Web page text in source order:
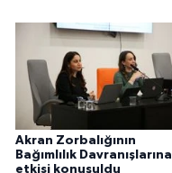
Akran Zorbalığının
Bağımlılık Davranışlarına
etkisi konuşuldu